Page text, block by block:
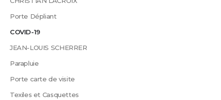
Porte Dépliant
COVID-19
JEAN-LOUIS SCHERRER
Parapluie
Porte carte de visite
Texiles et Casquettes